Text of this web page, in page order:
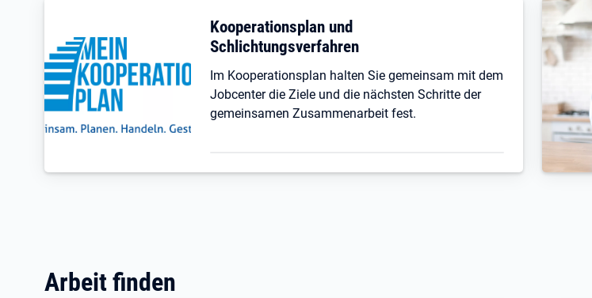
Kooperationsplan und
Schlichtungsverfahren
Im Kooperationsplan halten Sie gemeinsam mit dem
Jobcenter die Ziele und die nächsten Schritte der
gemeinsamen Zusammenarbeit fest.
Arbeit finden